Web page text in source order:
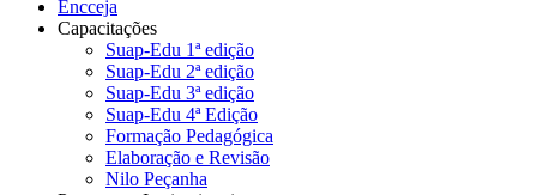
Encceja
Capacitações
Suap-Edu 1ª edição
Suap-Edu 2ª edição
Suap-Edu 3ª edição
Suap-Edu 4ª Edição
Formação Pedagógica
Elaboração e Revisão
Nilo Peçanha